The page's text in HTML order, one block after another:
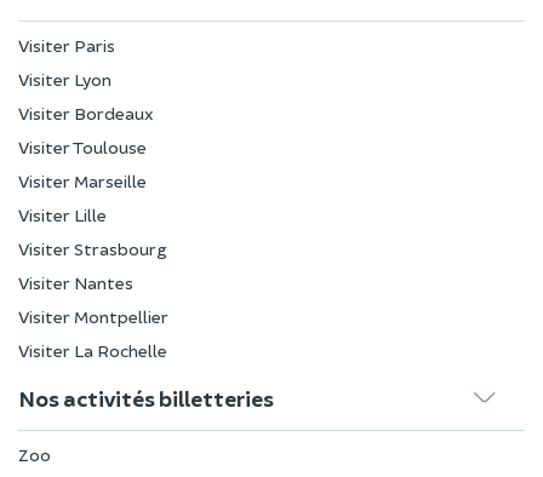
Visiter Paris
Visiter Lyon
Visiter Bordeaux
Visiter Toulouse
Visiter Marseille
Visiter Lille
Visiter Strasbourg
Visiter Nantes
Visiter Montpellier
Visiter La Rochelle
Nos activités billetteries
Zoo